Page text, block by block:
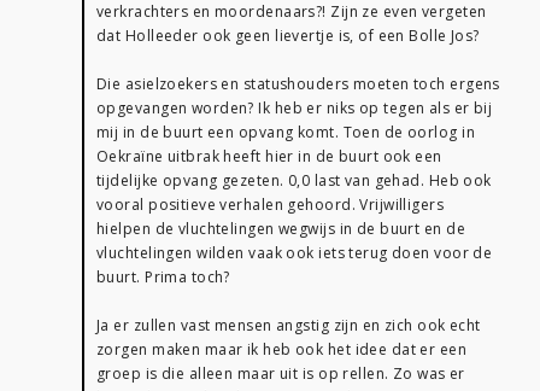
verkrachters en moordenaars?! Zijn ze even vergeten
dat Holleeder ook geen lievertje is, of een Bolle Jos?
Die asielzoekers en statushouders moeten toch ergens
opgevangen worden? Ik heb er niks op tegen als er bij
mij in de buurt een opvang komt. Toen de oorlog in
Oekraïne uitbrak heeft hier in de buurt ook een
tijdelijke opvang gezeten. 0,0 last van gehad. Heb ook
vooral positieve verhalen gehoord. Vrijwilligers
hielpen de vluchtelingen wegwijs in de buurt en de
vluchtelingen wilden vaak ook iets terug doen voor de
buurt. Prima toch?
Ja er zullen vast mensen angstig zijn en zich ook echt
zorgen maken maar ik heb ook het idee dat er een
groep is die alleen maar uit is op rellen. Zo was er